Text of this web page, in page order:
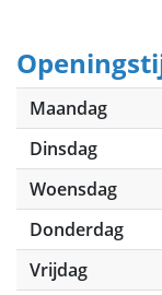
Maandag
Dinsdag
Woensdag
Donderdag
Vrijdag